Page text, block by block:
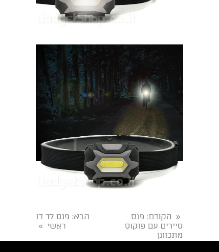
« הקודם: פנס
סיירים עם פוקוס
מתכוונן
הבא: פנס לד דו
ראשי »